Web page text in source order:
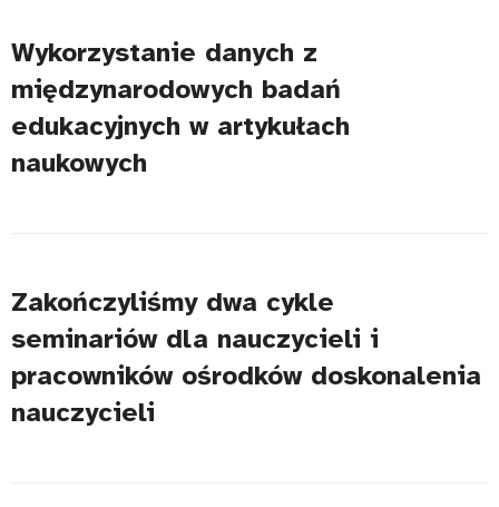
Wykorzystanie danych z
międzynarodowych badań
edukacyjnych w artykułach
naukowych
Zakończyliśmy dwa cykle
seminariów dla nauczycieli i
pracowników ośrodków doskonalenia
nauczycieli